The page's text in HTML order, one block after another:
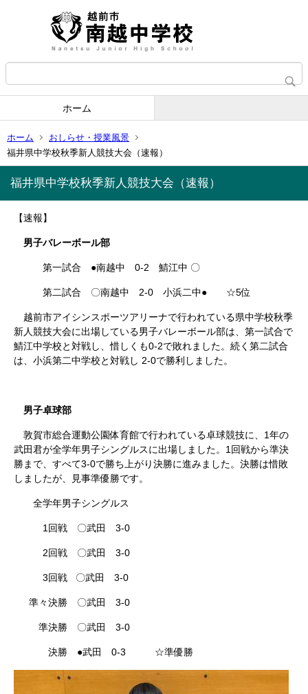
ホーム
ホーム
おしらせ・授業風景
福井県中学校秋季新人競技大会（速報）
福井県中学校秋季新人競技大会（速報）
【速報】
男子バレーボール部
第一試合 ●南越中 0-2 鯖江中 〇
第二試合 〇南越中 2-0 小浜二中● ☆5位
越前市アイシンスポーツアリーナで行われている県中学校秋季
新人競技大会に出場している男子バレーボール部は、第一試合で
鯖江中学校と対戦し、惜しくも0-2で敗れました。続く第二試合
は、小浜第二中学校と対戦し 2-0で勝利しました。
男子卓球部
敦賀市総合運動公園体育館で行われている卓球競技に、1年の
武田君が全学年男子シングルスに出場しました。1回戦から準決
勝まで、すべて3-0で勝ち上がり決勝に進みました。決勝は惜敗
しましたが、見事準優勝です。
全学年男子シングルス
1回戦 〇武田 3-0
2回戦 〇武田 3-0
3回戦 〇武田 3-0
準々決勝 〇武田 3-0
準決勝 〇武田 3-0
決勝 ●武田 0-3 ☆準優勝